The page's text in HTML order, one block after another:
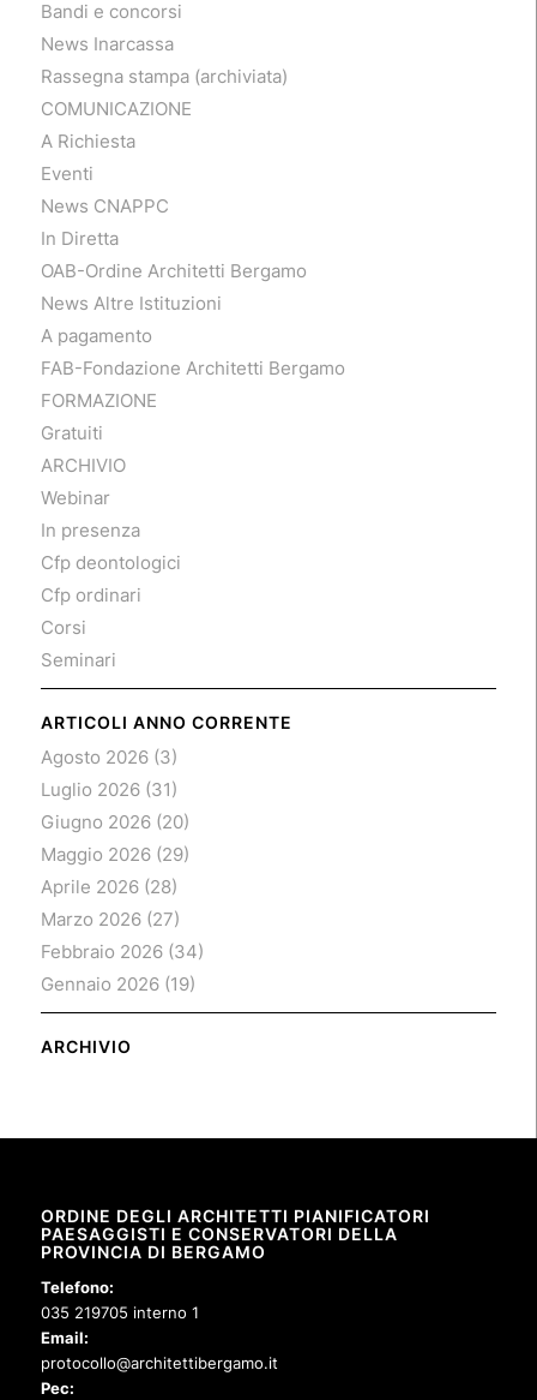
Bandi e concorsi
News Inarcassa
Rassegna stampa (archiviata)
COMUNICAZIONE
A Richiesta
Eventi
News CNAPPC
In Diretta
OAB-Ordine Architetti Bergamo
News Altre Istituzioni
A pagamento
FAB-Fondazione Architetti Bergamo
FORMAZIONE
Gratuiti
ARCHIVIO
Webinar
In presenza
Cfp deontologici
Cfp ordinari
Corsi
Seminari
ARTICOLI ANNO CORRENTE
Agosto 2026(3)
Luglio 2026(31)
Giugno 2026(20)
Maggio 2026(29)
Aprile 2026(28)
Marzo 2026(27)
Febbraio 2026(34)
Gennaio 2026(19)
ARCHIVIO
ORDINE DEGLI ARCHITETTI PIANIFICATORI
PAESAGGISTI E CONSERVATORI DELLA
PROVINCIA DI BERGAMO
Telefono:
035 219705 interno 1
Email:
protocollo@architettibergamo.it
Pec: